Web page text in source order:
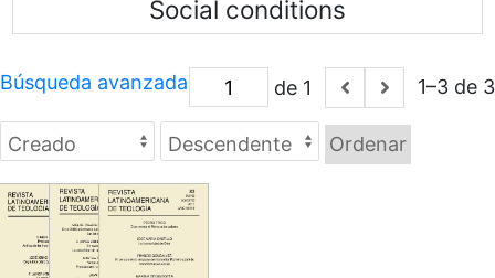
Social conditions
de 1 1–3 de 3
Búsqueda avanzada
Ordenar